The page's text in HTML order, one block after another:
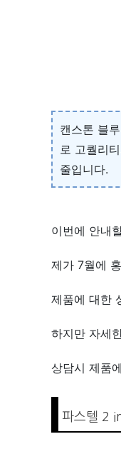
캔스톤 블
로 고퀄리
줄입니다.
이번에 안내
제가 7월에
제품에 대한
하지만 자세
상담시 제품
파스텔 2